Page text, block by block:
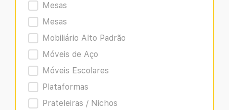
Mesas
Mesas
Mobiliário Alto Padrão
Móveis de Aço
Móveis Escolares
Plataformas
Prateleiras / Nichos